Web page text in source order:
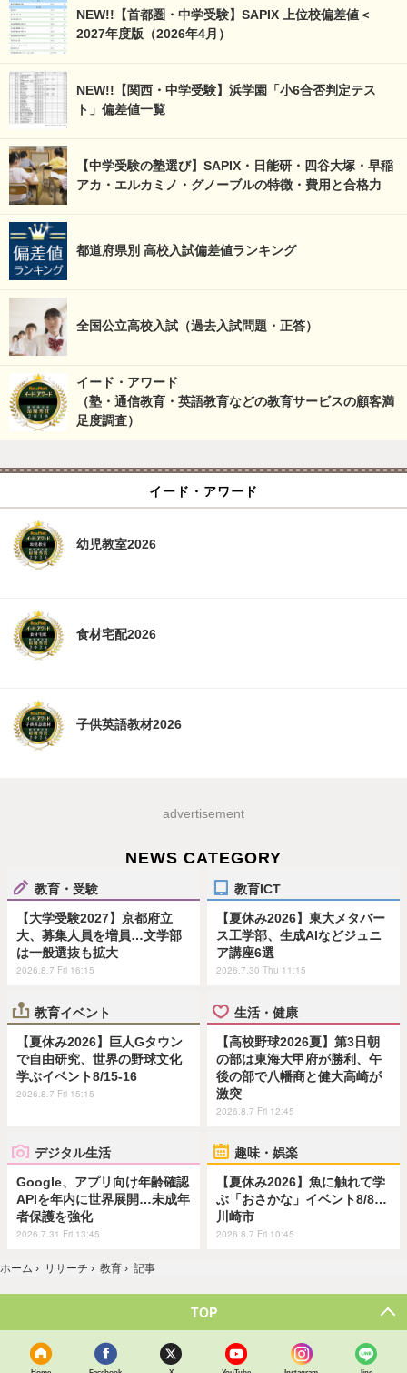
NEW!!【首都圏・中学受験】SAPIX 上位校偏差値＜
2027年度版（2026年4月）
NEW!!【関西・中学受験】浜学園「小6合否判定テス
ト」偏差値一覧
【中学受験の塾選び】SAPIX・日能研・四谷大塚・早稲
アカ・エルカミノ・グノーブルの特徴・費用と合格力
都道府県別 高校入試偏差値ランキング
全国公立高校入試（過去入試問題・正答）
イード・アワード
（塾・通信教育・英語教育などの教育サービスの顧客満
足度調査）
イード・アワード
幼児教室2026
食材宅配2026
子供英語教材2026
advertisement
NEWS CATEGORY
教育・受験
【大学受験2027】京都府立
大、募集人員を増員…文学部
は一般選抜も拡大
2026.8.7 Fri 16:15
教育ICT
【夏休み2026】東大メタバー
ス工学部、生成AIなどジュニ
ア講座6選
2026.7.30 Thu 11:15
教育イベント
【夏休み2026】巨人Gタウン
で自由研究、世界の野球文化
学ぶイベント8/15-16
2026.8.7 Fri 15:15
生活・健康
【高校野球2026夏】第3日朝
の部は東海大甲府が勝利、午
後の部で八幡商と健大高崎が
激突
2026.8.7 Fri 12:45
デジタル生活
Google、アプリ向け年齢確認
APIを年内に世界展開…未成年
者保護を強化
2026.7.31 Fri 13:45
趣味・娯楽
【夏休み2026】魚に触れて学
ぶ「おさかな」イベント8/8…
川崎市
2026.8.7 Fri 10:45
ホーム › リサーチ › 教育 › 記事
TOP